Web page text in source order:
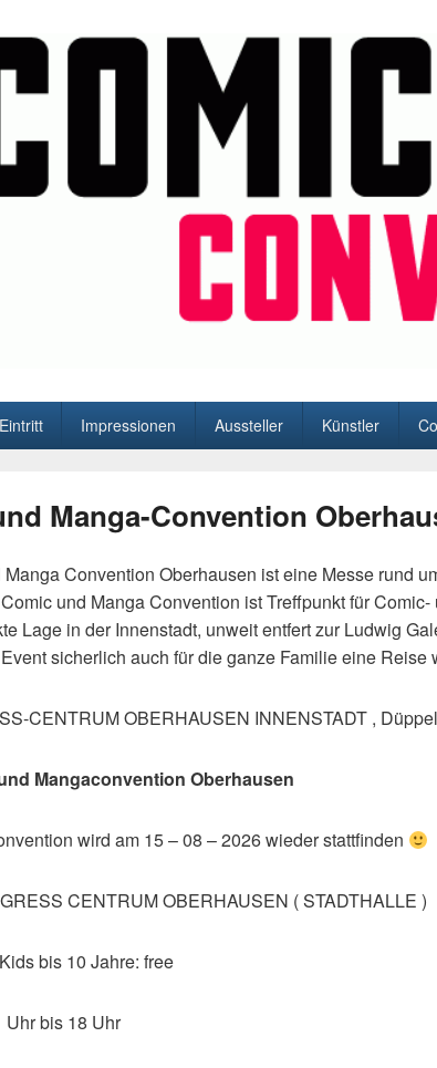
Eintritt Impressionen Aussteller Künstler
Manga-Convention
Convention Oberhausen ist eine Messe rund
und Manga Convention ist Treffpunkt für
Lage in der Innenstadt, unweit entfert zur Ludwig
sicherlich auch für die ganze Familie eine Reise
CENTRUM OBERHAUSEN INNENSTADT ,
Mangaconvention Oberhausen
wird am 15 – 08 – 2026 wieder stattfinden
CENTRUM OBERHAUSEN ( STADTHALLE )
bis 10 Jahre: free
Uhr bis 18 Uhr